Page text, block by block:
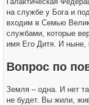
на службе у Бога и
входим в Семью
службами, которые
имя Его Дитя. И ныне,
Вопрос по
Земля – одна. И нет
не будет. Вы жили,